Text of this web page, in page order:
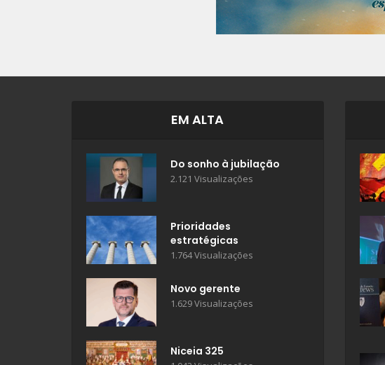
EM ALTA
Do sonho à jubilação
2.121 Visualizações
Prioridades
estratégicas
1.764 Visualizações
Novo gerente
1.629 Visualizações
Niceia 325